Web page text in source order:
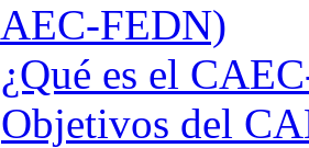
FEDN)
¿Qué es el
Objetivos del